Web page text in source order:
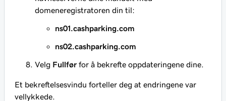
domeneregistratoren din til:
ns01.cashparking.com
ns02.cashparking.com
Velg Fullfør for å bekrefte oppdateringene dine.
Et bekreftelsesvindu forteller deg at endringene var
vellykkede.